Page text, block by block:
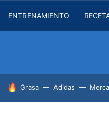
ENTRENAMIENTO
HOY SE HABLA DE
Grasa Adidas